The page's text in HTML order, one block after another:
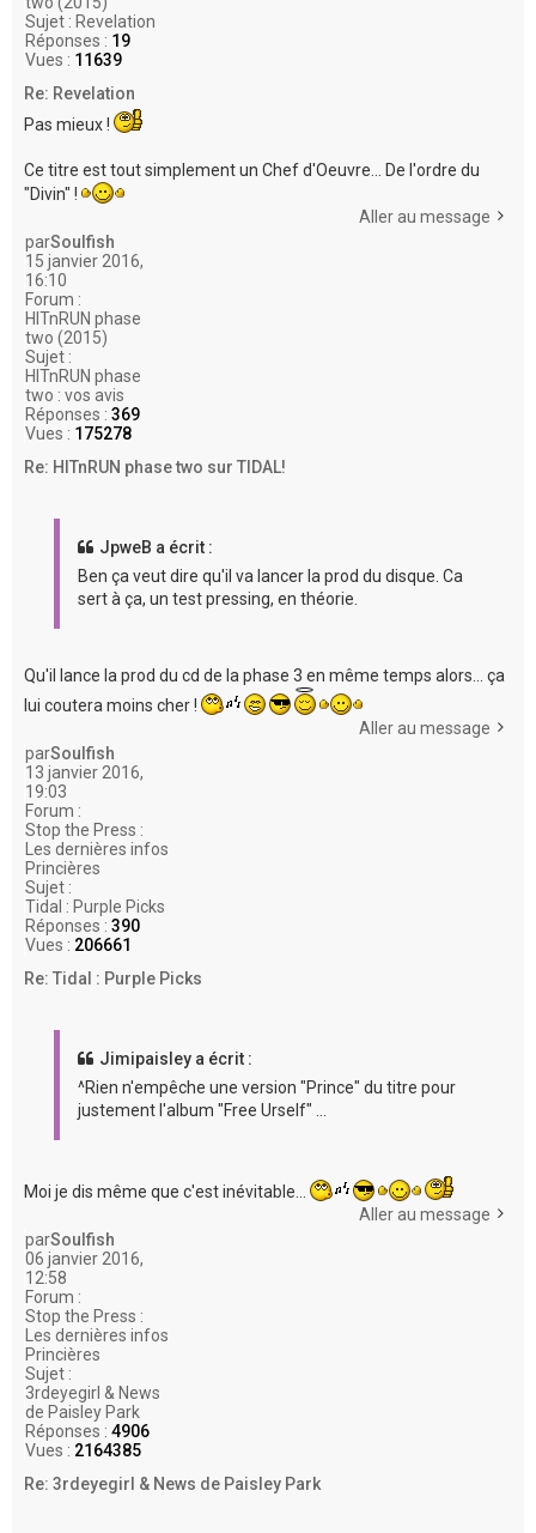
Sujet : Revelation
Réponses : 19
Vues : 11639
Re: Revelation
Pas mieux !
Ce titre est tout simplement un Chef d'Oeuvre... De l'ordre du
"Divin" !
Aller au message
parSoulfish
15 janvier 2016,
16:10
Forum :
HITnRUN phase
two (2015)
Sujet :
HITnRUN phase
two : vos avis
Réponses : 369
Vues : 175278
Re: HITnRUN phase two sur TIDAL!
JpweB a écrit :
Ben ça veut dire qu'il va lancer la prod du disque. Ca
sert à ça, un test pressing, en théorie.
Qu'il lance la prod du cd de la phase 3 en même temps alors... ça
lui coutera moins cher !
Aller au message
parSoulfish
13 janvier 2016,
19:03
Forum :
Stop the Press :
Les dernières infos
Princières
Sujet :
Tidal : Purple Picks
Réponses : 390
Vues : 206661
Re: Tidal : Purple Picks
Jimipaisley a écrit :
^Rien n'empêche une version "Prince" du titre pour
justement l'album "Free Urself" ...
Moi je dis même que c'est inévitable...
Aller au message
parSoulfish
06 janvier 2016,
12:58
Forum :
Stop the Press :
Les dernières infos
Princières
Sujet :
3rdeyegirl & News
de Paisley Park
Réponses : 4906
Vues : 2164385
Re: 3rdeyegirl & News de Paisley Park